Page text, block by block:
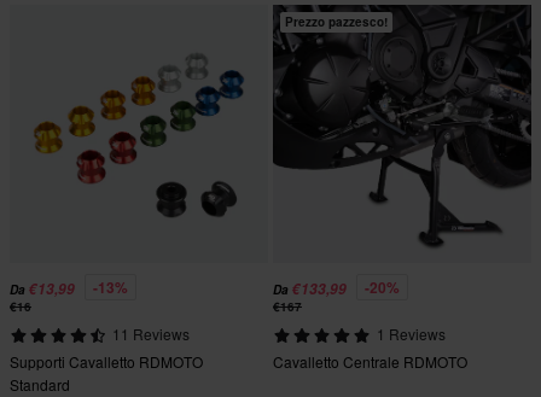
Da €13,99 -13%
€16
11 Reviews
Supporti Cavalletto RDMOTO
Standard
Prezzo pazzesco!
Da €133,99 -20%
€167
1 Reviews
Cavalletto Centrale RDMOTO